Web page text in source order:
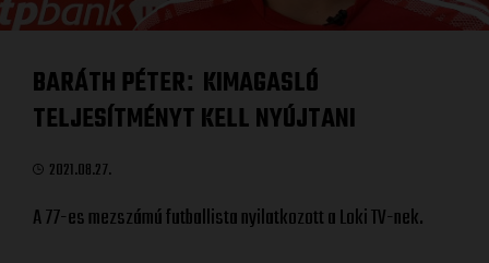
BARÁTH PÉTER: KIMAGASLÓ
TELJESÍTMÉNYT KELL NYÚJTANI
2021.08.27.
A 77-es mezszámú futballista nyilatkozott a Loki TV-nek.